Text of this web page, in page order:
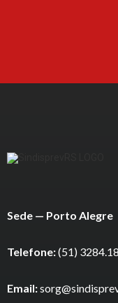
Sede — Porto Alegre
Telefone:(51)
Email: